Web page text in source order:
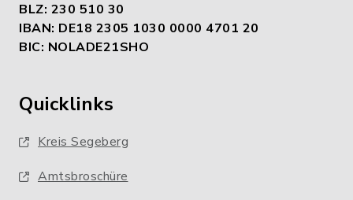
BLZ: 230 510 30
IBAN: DE18 2305 1030 0000 4701 20
BIC: NOLADE21SHO
Quicklinks
Kreis Segeberg
Amtsbroschüre